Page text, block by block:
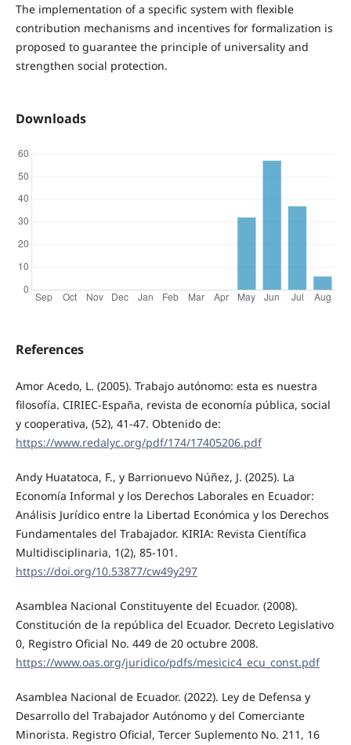
The implementation of a specific system with flexible
contribution mechanisms and incentives for formalization is
proposed to guarantee the principle of universality and
strengthen social protection.
Downloads
References
Amor Acedo, L. (2005). Trabajo autónomo: esta es nuestra
filosofía. CIRIEC-España, revista de economía pública, social
y cooperativa, (52), 41-47. Obtenido de:
https://www.redalyc.org/pdf/174/17405206.pdf
Andy Huatatoca, F., y Barrionuevo Núñez, J. (2025). La
Economía Informal y los Derechos Laborales en Ecuador:
Análisis Jurídico entre la Libertad Económica y los Derechos
Fundamentales del Trabajador. KIRIA: Revista Científica
Multidisciplinaria, 1(2), 85-101.
https://doi.org/10.53877/cw49y297
Asamblea Nacional Constituyente del Ecuador. (2008).
Constitución de la república del Ecuador. Decreto Legislativo
0, Registro Oficial No. 449 de 20 octubre 2008.
https://www.oas.org/juridico/pdfs/mesicic4_ecu_const.pdf
Asamblea Nacional de Ecuador. (2022). Ley de Defensa y
Desarrollo del Trabajador Autónomo y del Comerciante
Minorista. Registro Oficial, Tercer Suplemento No. 211, 16